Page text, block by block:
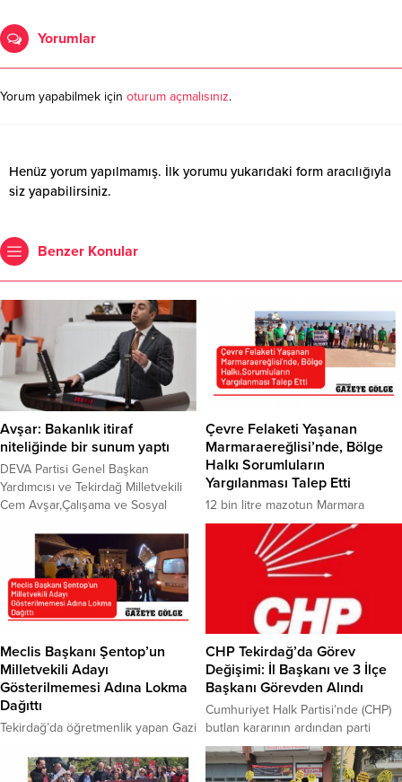
Yorumlar
Yorum yapabilmek için oturum açmalısınız.
Henüz yorum yapılmamış. İlk yorumu yukarıdaki form aracılığıyla
siz yapabilirsiniz.
Benzer Konular
Avşar: Bakanlık itiraf
niteliğinde bir sunum yaptı
DEVA Partisi Genel Başkan
Yardımcısı ve Tekirdağ Milletvekili
Cem Avşar,Çalışama ve Sosyal
sunumunda tespit edilen tablonun,
sadece bir işletmenin eksiklikleri
olmadığını, aynı zamanda
süregelen denetim boşluklarının ve
rehberlik eksikliklerinin de itirafı
Bulunan Bir Otelde Meydana Gelen
Yangını Araştırma Komisyonu
Çalışma ve Sosyal Güvenlik
Bakanlığı...
Çevre Felaketi Yaşanan
Marmaraereğlisi’nde, Bölge
Halkı Sorumluların
Yargılanması Talep Etti
12 bin litre mazotun Marmara
Denizi’ne sızdığı Tekirdağ
Marmaraereğlisi’nde çevreciler ve
bölge halkı, uygulanan 12,6 milyon
lira idari para cezasının yeterli
olmadığını belirterek, firmanın ceza
mahkemelerinde yargılanması ve
kalıcı, etkili çözüm taleplerinde
bulundu. Marmaraereğlisi’nin 5
Haziran Dünya Çevre Gününde
gündemi, kentte yaşanan çevre
felaketi oldu.Geçtiğimiz günlerde
yakıt almak için akaryakıt...
Meclis Başkanı Şentop’un
Milletvekili Adayı
Gösterilmemesi Adına Lokma
Dağıttı
Tekirdağ’da öğretmenlik yapan Gazi
kapsamında milletvekili adayı olarak
CHP Tekirdağ’da Görev
Değişimi: İl Başkanı ve 3 İlçe
Başkanı Görevden Alındı
Cumhuriyet Halk Partisi’nde (CHP)
butlan kararının ardından parti
teşkilatlarında görev değişiklikleri
sürüyor. Parti içinde devam eden